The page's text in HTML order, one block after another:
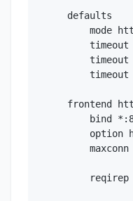
defaults
mode
timeout
timeout
timeout
frontend
bind
option
maxconn
reqirep